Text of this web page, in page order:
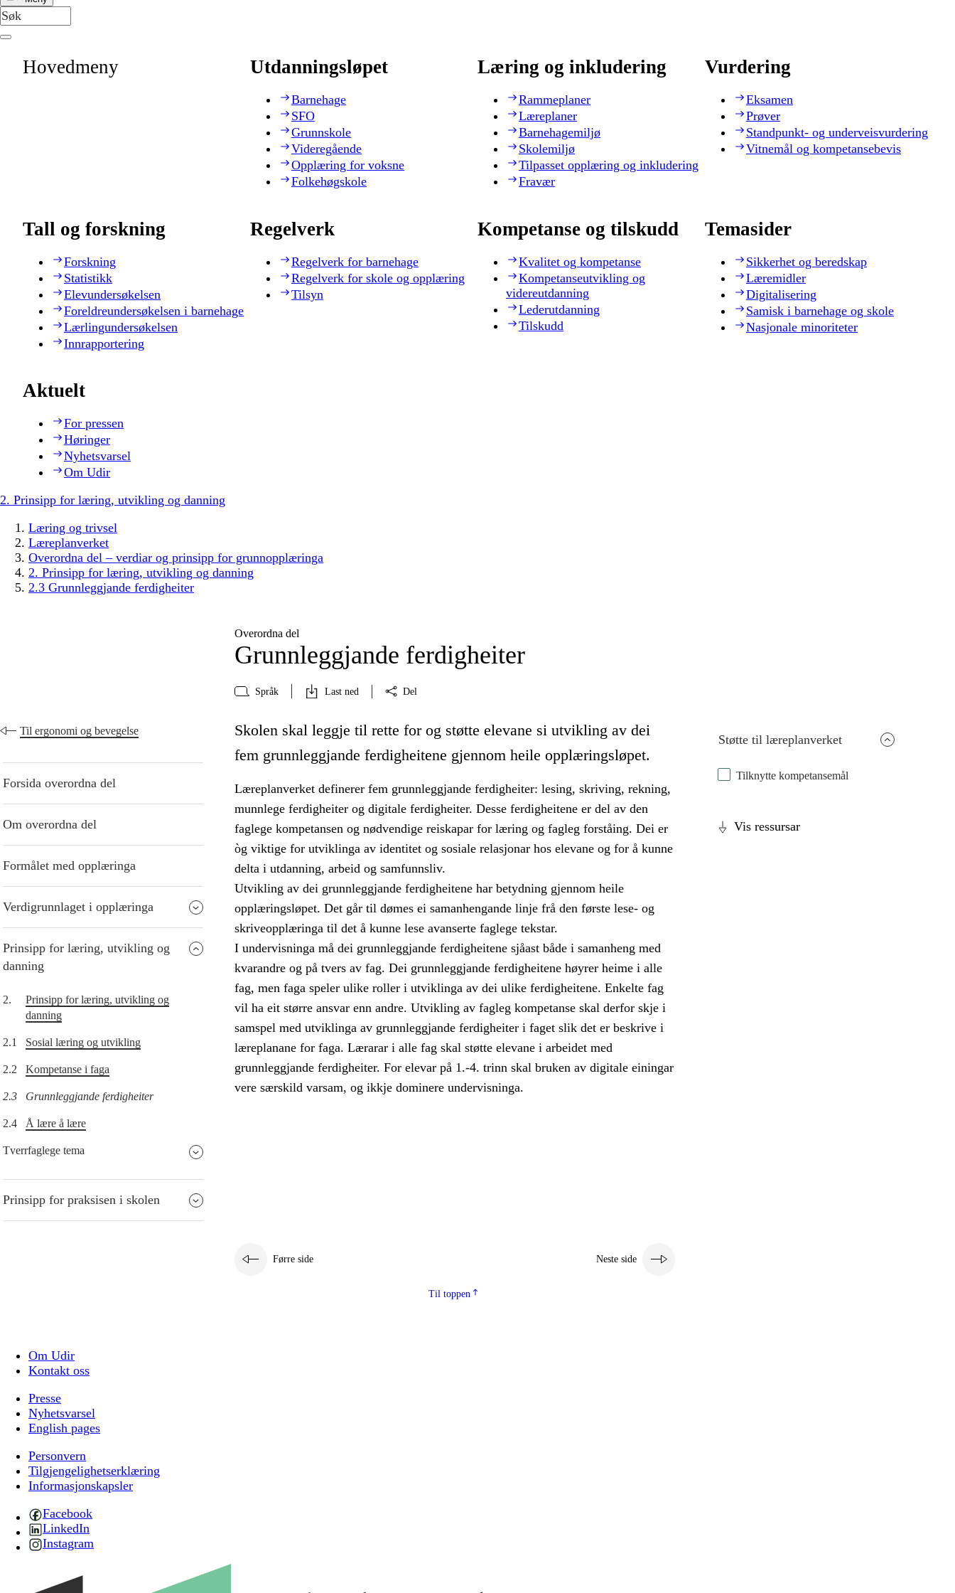
Hovedmeny Utdanningsløpet
Barnehage
SFO
Grunnskole
Videregående
Opplæring for voksne
Folkehøgskole
Læring og inkludering
Rammeplaner
Læreplaner
Barnehagemiljø
Skolemiljø
Tilpasset opplæring og inkludering
Fravær
Vurdering
Eksamen
Prøver
Standpunkt- og underveisvurdering
Vitnemål og kompetansebevis
Tall og forskning
Forskning
Statistikk
Elevundersøkelsen
Foreldreundersøkelsen i barnehage
Lærlingundersøkelsen
Innrapportering
Regelverk
Regelverk for barnehage
Regelverk for skole og opplæring
Tilsyn
Kompetanse og tilskudd
Kvalitet og kompetanse
Kompetanseutvikling og
videreutdanning
Lederutdanning
Tilskudd
Temasider
Sikkerhet og beredskap
Læremidler
Digitalisering
Samisk i barnehage og skole
Nasjonale minoriteter
Aktuelt
For pressen
Høringer
Nyhetsvarsel
Om Udir
2. Prinsipp for læring, utvikling og danning
Læring og trivsel
Læreplanverket
Overordna del – verdiar og prinsipp for grunnopplæringa
2. Prinsipp for læring, utvikling og danning
2.3 Grunnleggjande ferdigheiter
Overordna del
Grunnleggjande ferdigheiter
Språk Last ned Del
Til ergonomi og bevegelse
Forsida overordna del
Om overordna del
Formålet med opplæringa
Verdigrunnlaget i opplæringa
Prinsipp for læring, utvikling og
danning
2.
Prinsipp for læring, utvikling og
danning
2.1 Sosial læring og utvikling
2.2 Kompetanse i faga
2.3 Grunnleggjande ferdigheiter
2.4 Å lære å lære
Tverrfaglege tema
Prinsipp for praksisen i skolen
Støtte til læreplanverket
Tilknytte kompetansemål
Vis ressursar
Skolen skal leggje til rette for og støtte elevane si utvikling av dei
fem grunnleggjande ferdigheitene gjennom heile opplæringsløpet.
Læreplanverket definerer fem grunnleggjande ferdigheiter: lesing, skriving, rekning,
munnlege ferdigheiter og digitale ferdigheiter. Desse ferdigheitene er del av den
faglege kompetansen og nødvendige reiskapar for læring og fagleg forståing. Dei er
òg viktige for utviklinga av identitet og sosiale relasjonar hos elevane og for å kunne
delta i utdanning, arbeid og samfunnsliv.
Utvikling av dei grunnleggjande ferdigheitene har betydning gjennom heile
opplæringsløpet. Det går til dømes ei samanhengande linje frå den første lese- og
skriveopplæringa til det å kunne lese avanserte faglege tekstar.
I undervisninga må dei grunnleggjande ferdigheitene sjåast både i samanheng med
kvarandre og på tvers av fag. Dei grunnleggjande ferdigheitene høyrer heime i alle
fag, men faga speler ulike roller i utviklinga av dei ulike ferdigheitene. Enkelte fag
vil ha eit større ansvar enn andre. Utvikling av fagleg kompetanse skal derfor skje i
samspel med utviklinga av grunnleggjande ferdigheiter i faget slik det er beskrive i
læreplanane for faga. Lærarar i alle fag skal støtte elevane i arbeidet med
grunnleggjande ferdigheiter. For elevar på 1.-4. trinn skal bruken av digitale einingar
vere særskild varsam, og ikkje dominere undervisninga.
Førre side Neste side
Til toppen
Om Udir
Kontakt oss
Presse
Nyhetsvarsel
English pages
Personvern
Tilgjengelighetserklæring
Informasjonskapsler
Facebook
LinkedIn
Instagram